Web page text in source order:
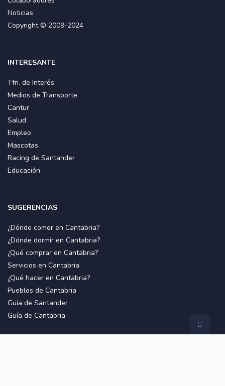
Noticias
Copyright © 2009-2024
INTERESANTE
Tfn. de Interés
Medios de Transporte
Cantur
Salud
Empleo
Mascotas
Racing de Santander
Educación
SUGERENCIAS
¿Dónde comer en Cantabria?
¿Dónde dormir en Cantabria?
¿Qué comprar en Cantabria?
Servicios en Cantabria
¿Qué hacer en Cantabria?
Pueblos de Cantabria
Guía de Santander
Guía de Cantabria